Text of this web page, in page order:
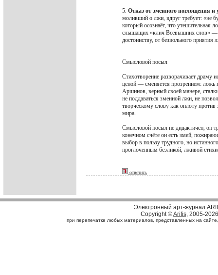
5. Отказ от змеиного поглощения и
моливший о лжи, вдруг требует: «не
который осознаёт, что утешительная
слышащих «клич Всевышних слов» —
достоинству, от безвольного приятия
Смысловой посыл
Стихотворение разворачивает
ценой — сменяется прозрением: ложь
Аршинов, верный своей манере,
не поддаваться змеиной лжи, не
творческому слову как оплоту
мира.
Смысловой посыл не дидактичен, он
конечном счёте он есть змей,
выбор в пользу трудного, но
проглоченным безликой, лживой
ответить
Электронный арт-журнал
Copyright ©Arifis, 2005-2026
при перепечатке любых материалов, представленных на